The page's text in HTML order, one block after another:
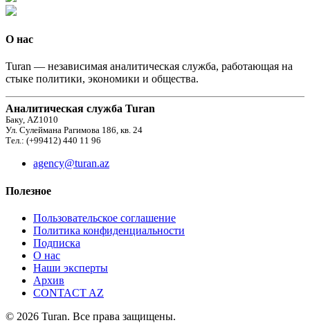
О нас
Turan — независимая аналитическая служба, работающая на
стыке политики, экономики и общества.
Аналитическая служба Turan
Баку, AZ1010
Ул. Сулеймана Рагимова 186, кв. 24
Тел.: (+99412) 440 11 96
agency@turan.az
Полезное
Пользовательское соглашение
Политика конфиденциальности
Подписка
О нас
Наши эксперты
Архив
CONTACT AZ
© 2026 Turan. Все права защищены.